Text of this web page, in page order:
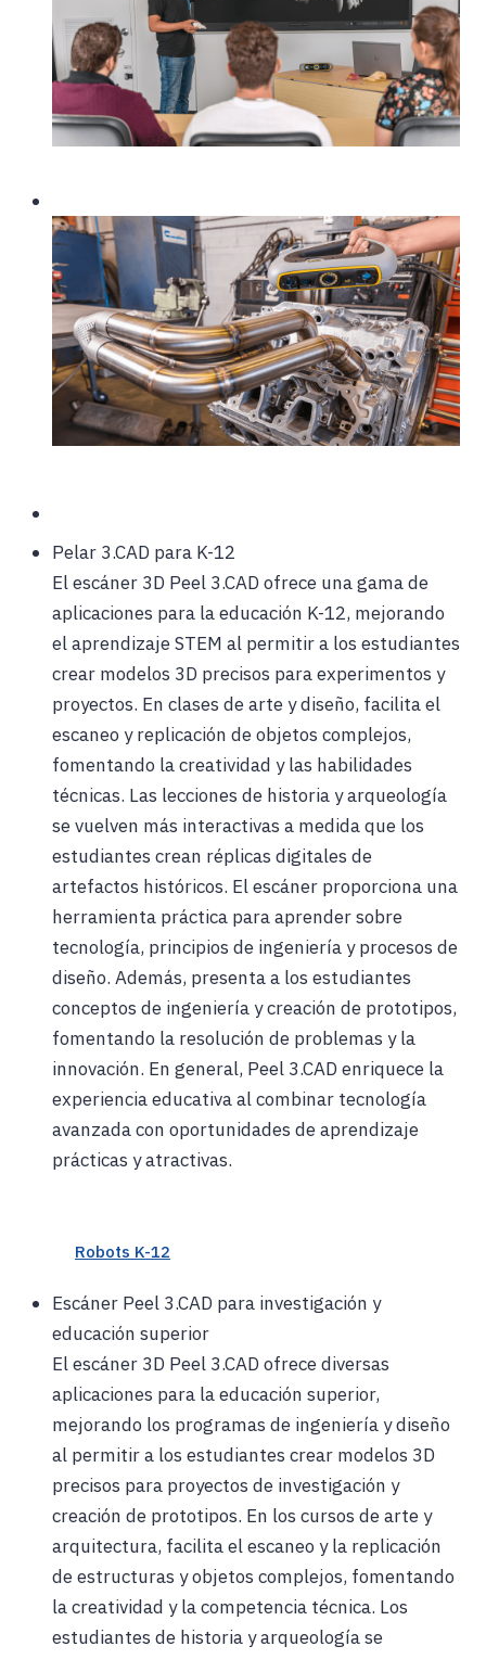
Pelar 3.CAD para K-12
El escáner 3D Peel 3.CAD ofrece una gama de
aplicaciones para la educación K-12, mejorando
el aprendizaje STEM al permitir a los estudiantes
crear modelos 3D precisos para experimentos y
proyectos. En clases de arte y diseño, facilita el
escaneo y replicación de objetos complejos,
fomentando la creatividad y las habilidades
técnicas. Las lecciones de historia y arqueología
se vuelven más interactivas a medida que los
estudiantes crean réplicas digitales de
artefactos históricos. El escáner proporciona una
herramienta práctica para aprender sobre
tecnología, principios de ingeniería y procesos de
diseño. Además, presenta a los estudiantes
conceptos de ingeniería y creación de prototipos,
fomentando la resolución de problemas y la
innovación. En general, Peel 3.CAD enriquece la
experiencia educativa al combinar tecnología
avanzada con oportunidades de aprendizaje
prácticas y atractivas.
Robots K-12
Escáner Peel 3.CAD para investigación y
educación superior
El escáner 3D Peel 3.CAD ofrece diversas
aplicaciones para la educación superior,
mejorando los programas de ingeniería y diseño
al permitir a los estudiantes crear modelos 3D
precisos para proyectos de investigación y
creación de prototipos. En los cursos de arte y
arquitectura, facilita el escaneo y la replicación
de estructuras y objetos complejos, fomentando
la creatividad y la competencia técnica. Los
estudiantes de historia y arqueología se